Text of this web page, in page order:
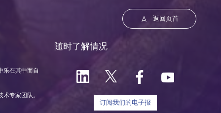
返回页首
乐在其中而自
专家团队。
随时了解情况
订阅我们的电子报